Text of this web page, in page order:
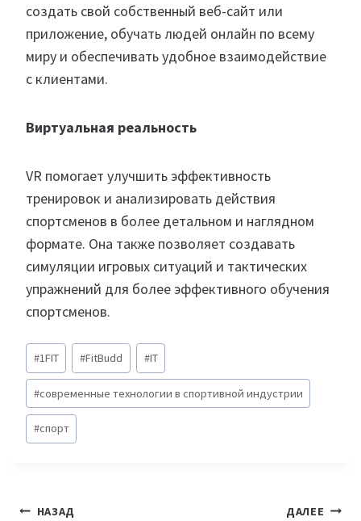
создать свой собственный веб-сайт или
приложение, обучать людей онлайн по всему
миру и обеспечивать удобное взаимодействие
с клиентами.
Виртуальная реальность
VR помогает улучшить эффективность
тренировок и анализировать действия
спортсменов в более детальном и наглядном
формате. Она также позволяет создавать
симуляции игровых ситуаций и тактических
упражнений для более эффективного обучения
спортсменов.
Метки
записи:
#1FIT #FitBudd #IT
#современные технологии в спортивной индустрии
#спорт
Навигация
НАЗАД ДАЛЕЕ